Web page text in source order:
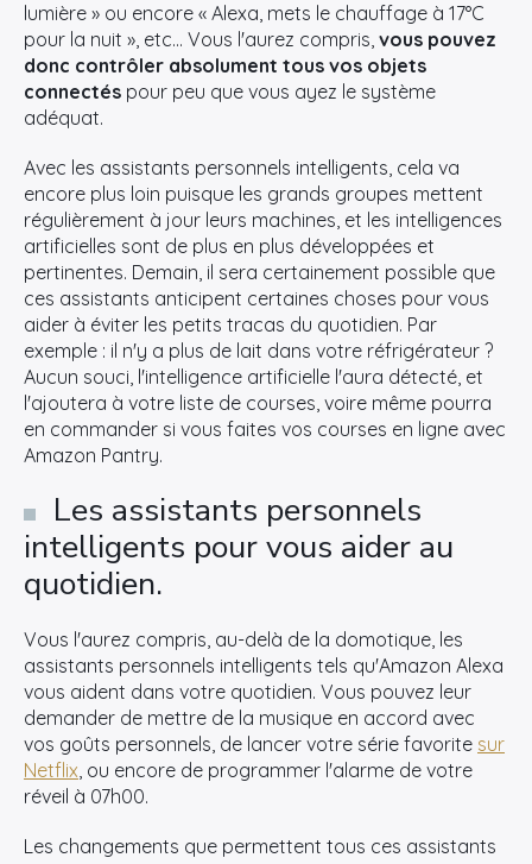
lumière » ou encore « Alexa, mets le chauffage à 17°C
pour la nuit », etc… Vous l'aurez compris, vous pouvez
donc contrôler absolument tous vos objets
connectés pour peu que vous ayez le système
adéquat.
Avec les assistants personnels intelligents, cela va
encore plus loin puisque les grands groupes mettent
régulièrement à jour leurs machines, et les intelligences
artificielles sont de plus en plus développées et
pertinentes. Demain, il sera certainement possible que
ces assistants anticipent certaines choses pour vous
aider à éviter les petits tracas du quotidien. Par
exemple : il n'y a plus de lait dans votre réfrigérateur ?
Aucun souci, l'intelligence artificielle l'aura détecté, et
l'ajoutera à votre liste de courses, voire même pourra
en commander si vous faites vos courses en ligne avec
Amazon Pantry.
Les assistants personnels
intelligents pour vous aider au
quotidien.
Vous l'aurez compris, au-delà de la domotique, les
assistants personnels intelligents tels qu'Amazon Alexa
vous aident dans votre quotidien. Vous pouvez leur
demander de mettre de la musique en accord avec
vos goûts personnels, de lancer votre série favorite sur
Netflix, ou encore de programmer l'alarme de votre
réveil à 07h00.
Les changements que permettent tous ces assistants